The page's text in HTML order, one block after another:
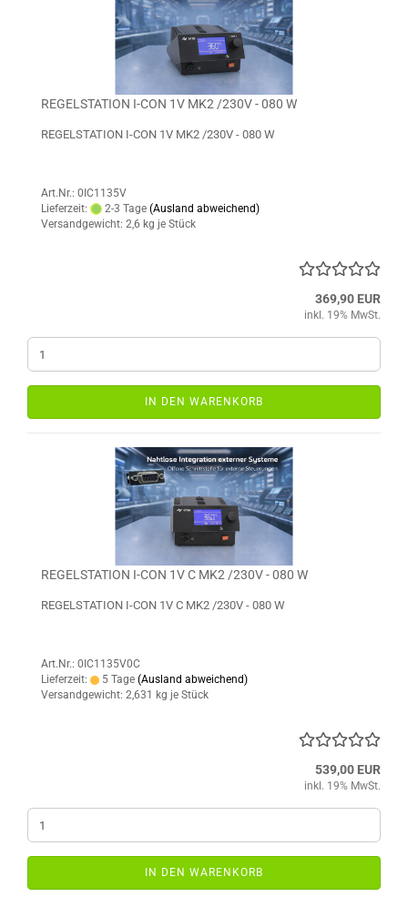
REGELSTATION I-CON 1V MK2 /230V - 080 W
REGELSTATION I-CON 1V MK2 /230V - 080 W
Art.Nr.: 0IC1135V
Lieferzeit:
2-3 Tage (Ausland abweichend)
Versandgewicht: 2,6 kg je Stück
369,90 EUR
inkl. 19% MwSt.
IN DEN WARENKORB
REGELSTATION I-CON 1V C MK2 /230V - 080 W
REGELSTATION I-CON 1V C MK2 /230V - 080 W
Art.Nr.: 0IC1135V0C
Lieferzeit:
5 Tage (Ausland abweichend)
Versandgewicht: 2,631 kg je Stück
539,00 EUR
inkl. 19% MwSt.
IN DEN WARENKORB